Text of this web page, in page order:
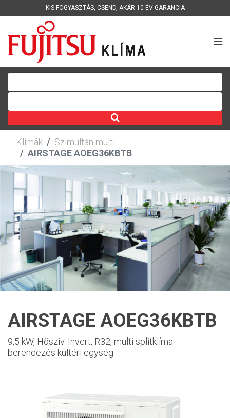
KIS FOGYASZTÁS, CSEND, AKÁR 10 ÉV GARANCIA
Klímák
Szimultán multi
AIRSTAGE AOEG36KBTB
AIRSTAGE AOEG36KBTB
9,5 kW, Hösziv. Invert, R32, multi splitklíma
berendezés kültéri egység